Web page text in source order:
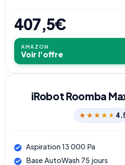
407,5€
AMAZON
Voir l'offre
iRobot Roomba
★★★★★
★★★★★
Aspiration 13 000 Pa
Base AutoWash 75 jours